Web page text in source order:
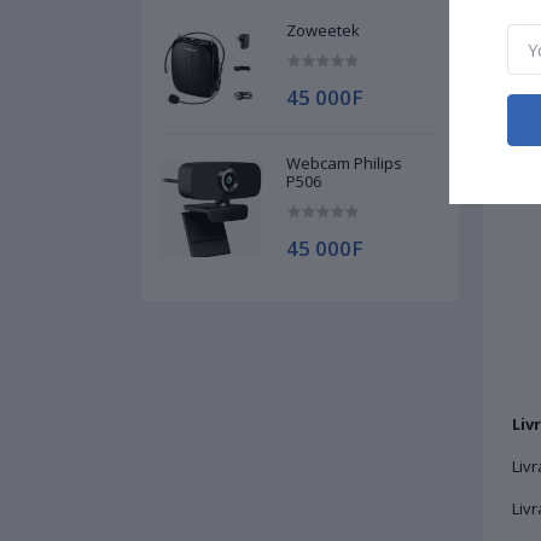
Zoweetek
45 000F
Webcam Philips
P506
45 000F